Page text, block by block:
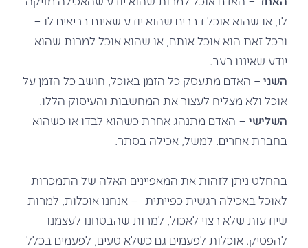
לו, או שהוא אוכל דברים שהוא יודע שאינם בריאים לו –
ובכל זאת הוא אוכל אותם, או שהוא אוכל למרות שהוא
יודע שאיננו רעב.
השני – האדם מתעסק כל הזמן באוכל, חושב כל הזמן על
אוכל ולא מצליח לעצור את המחשבות והעיסוק הללו.
השלישי – האדם מתנהג אחרת כשהוא לבדו או כשהוא
בחברת אחרים. למשל, אכילה בסתר.
בהחלט ניתן לזהות את המאפיינים האלה של התמכרות
לאוכל באכילה רגשית כפייתית – אנחנו אוכלות, למרות
שיודעות שלא רצוי לאכול, למרות שהבטחנו לעצמנו
להפסיק. אוכלות לפעמים גם כשלא טעים, לפעמים בכלל